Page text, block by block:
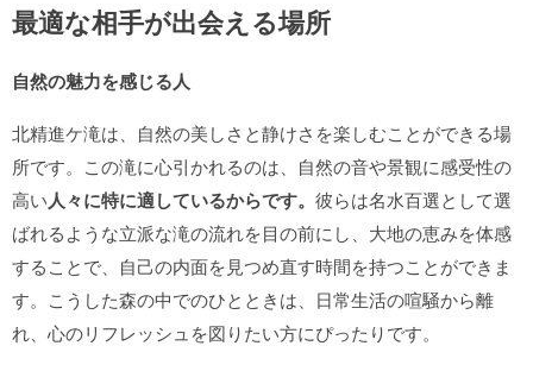
最適な相手が出会える場所
自然の魅力を感じる人
北精進ケ滝は、自然の美しさと静けさを楽しむことができる場
所です。この滝に心引かれるのは、自然の音や景観に感受性の
高い人々に特に適しているからです。 彼らは名水百選として選
ばれるような立派な滝の流れを目の前にし、大地の恵みを体感
することで、自己の内面を見つめ直す時間を持つことができま
す。こうした森の中でのひとときは、日常生活の喧騒から離
れ、心のリフレッシュを図りたい方にぴったりです。